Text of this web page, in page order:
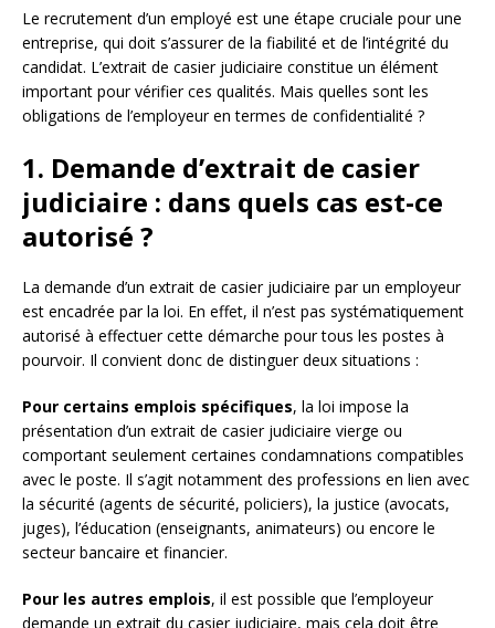
Le recrutement d’un employé est une étape cruciale pour une
entreprise, qui doit s’assurer de la fiabilité et de l’intégrité du
candidat. L’extrait de casier judiciaire constitue un élément
important pour vérifier ces qualités. Mais quelles sont les
obligations de l’employeur en termes de confidentialité ?
1. Demande d’extrait de casier
judiciaire : dans quels cas est-ce
autorisé ?
La demande d’un extrait de casier judiciaire par un employeur
est encadrée par la loi. En effet, il n’est pas systématiquement
autorisé à effectuer cette démarche pour tous les postes à
pourvoir. Il convient donc de distinguer deux situations :
Pour certains emplois spécifiques, la loi impose la
présentation d’un extrait de casier judiciaire vierge ou
comportant seulement certaines condamnations compatibles
avec le poste. Il s’agit notamment des professions en lien avec
la sécurité (agents de sécurité, policiers), la justice (avocats,
juges), l’éducation (enseignants, animateurs) ou encore le
secteur bancaire et financier.
Pour les autres emplois, il est possible que l’employeur
demande un extrait du casier judiciaire, mais cela doit être